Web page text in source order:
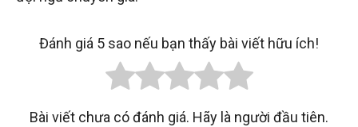
Đánh giá 5 sao nếu bạn thấy bài viết hữu ích!
Bài viết chưa có đánh giá. Hãy là người đầu tiên.